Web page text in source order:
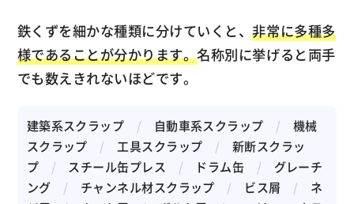
鉄くずを細かな種類に分けていくと、非常に多種多
様であることが分かります。名称別に挙げると両手
でも数えきれないほどです。
建築系スクラップ / 自動車系スクラップ /機械
スクラップ /工具スクラップ / 新断スクラッ
プ / スチール缶プレス / ドラム缶 / グレーチ
ング / チャンネル材スクラップ / ビス屑 / ネ